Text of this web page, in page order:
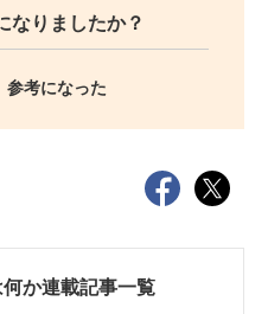
なりましたか？
参考になった
か連載記事一覧